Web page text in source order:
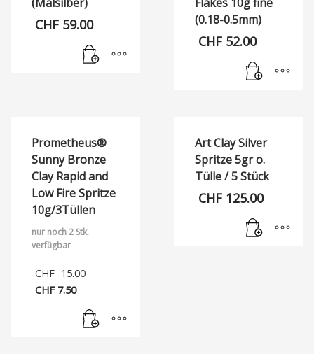
CHF 59.00
(0.18-0.5mm)
CHF52.00
Prometheus®
Sunny Bronze
Clay Rapid and
Low Fire Spritze
10g/3Tüllen
nur noch 2 Stk.
verfügbar
CHF 15.00
CHF7.50
Art Clay Silver
Spritze 5gr o.
Tülle / 5 Stück
CHF125.00